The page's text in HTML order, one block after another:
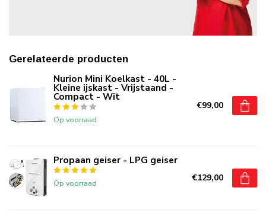
Gerelateerde producten
Nurion Mini Koelkast - 40L -
Kleine ijskast - Vrijstaand -
Compact - Wit
Op voorraad
€99,00
Propaan geiser - LPG geiser
Op voorraad €129,00